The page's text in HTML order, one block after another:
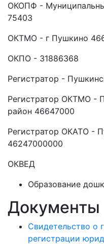
ОКОПФ -
75403
ОКТМО - г Пушкино
ОКПО - 31886368
Регистратор -
Регистратор ОКТМО -
район 46647000
Регистратор ОКАТО -
46247000000
ОКВЕД
Образование
Документы
Свидетельство о
регистрации